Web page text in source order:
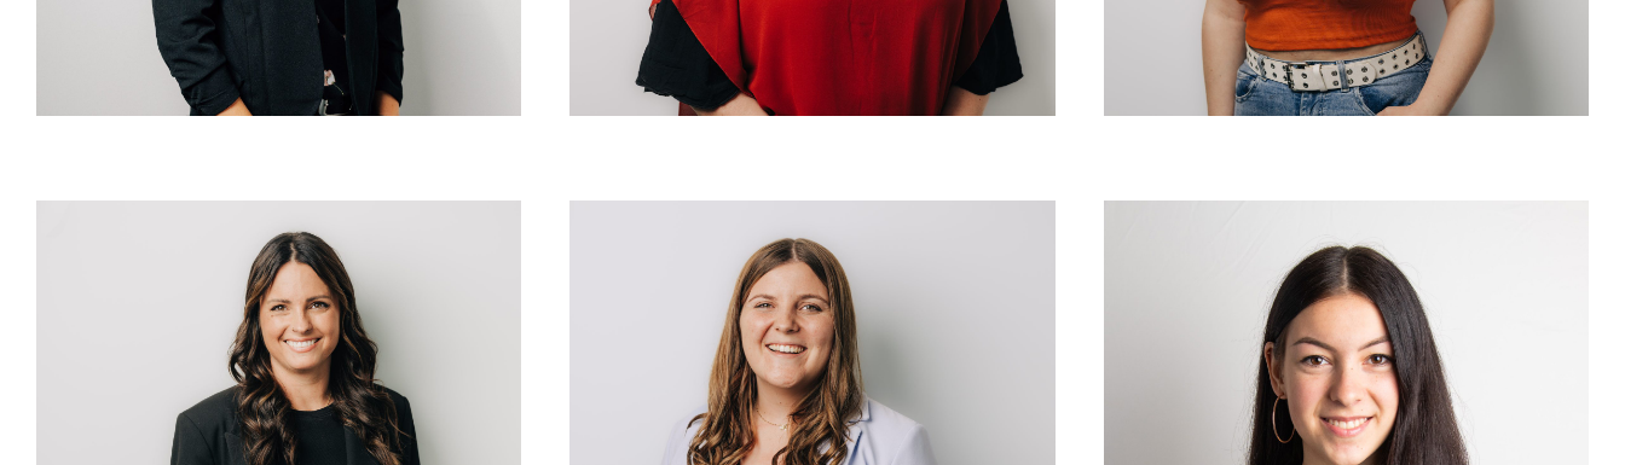
Di, Mi, Do & Sa anwesend
Nadja Bigler
Coiffeuse EFZ
Microblading-Spezialistin
Extensions-Spezialistin
Melina Hayoz
Coiffeuse EFZ
Florence Berbier
Coiffeuse EFZ